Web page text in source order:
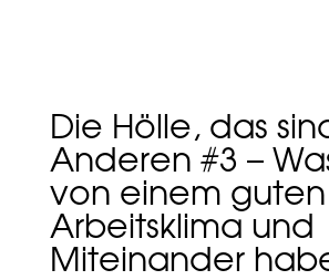
Die Hölle, das
Anderen #3 –
von einem guten
Arbeitsklima und
Miteinander